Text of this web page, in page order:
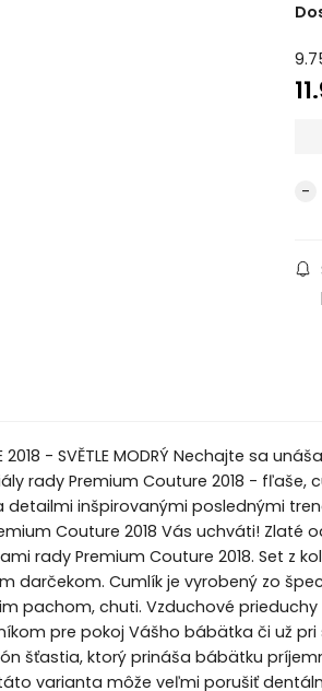
2018 - SVĚTLE MODRÝ Nechajte sa
rady Premium Couture 2018 - fľaše,
inšpirovanými poslednými
Couture 2018 Vás uchváti! Zlaté
rady Premium Couture 2018. Set z
darčekom. Cumlík je vyrobený zo
pachom, chuti. Vzduchové
pre pokoj Vášho bábätka či už
šťastia, ktorý prináša bábätku
varianta môže veľmi porušiť